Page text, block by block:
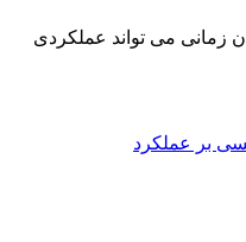
می تواند عملکردی